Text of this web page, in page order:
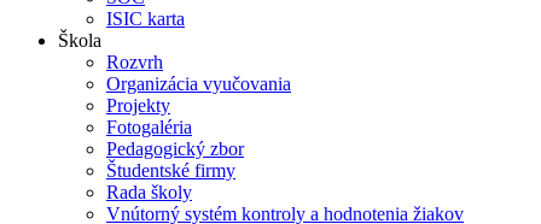
ISIC karta
Škola
Rozvrh
Organizácia vyučovania
Projekty
Fotogaléria
Pedagogický zbor
Študentské firmy
Rada školy
Vnútorný systém kontroly a hodnotenia žiakov